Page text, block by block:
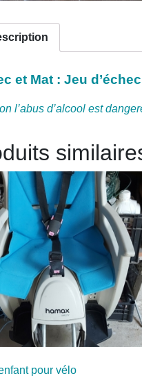
et Mat : Jeu
l’abus d’alcool est
pour vélo